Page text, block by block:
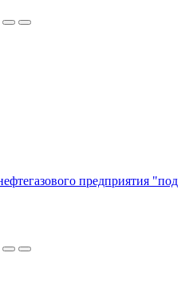
предприятия "под